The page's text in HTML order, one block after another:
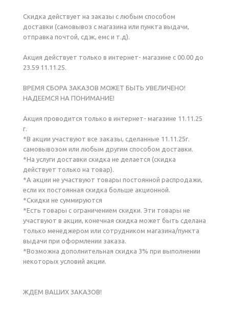
Скидка действует на заказы с любым способом
доставки (самовывоз с магазина или пункта выдачи,
отправка почтой, сдэк, емс и т.д).
Акция действует только в интернет- магазине с 00.00 до
23.59 11.11.25.
ВРЕМЯ СБОРА ЗАКАЗОВ МОЖЕТ БЫТЬ УВЕЛИЧЕНО!
НАДЕЕМСЯ НА ПОНИМАНИЕ!
Акция проводится только в интернет- магазине 11.11.25
г.
*В акции участвуют все заказы, сделанные 11.11.25г.
самовывозом или любым другим способом доставки.
*На услуги доставки скидка не делается (скидка
действует только на товар).
*А акции не участвуют товары постоянной распродажи,
если их постоянная скидка больше акционной.
*Скидки не суммируются
*Есть товары с ограничением скидки. Эти товары не
участвуют в акции, конечная скидка может быть сделана
только менеджером или сотрудником магазина/пункта
выдачи при оформлении заказа.
*Возможна дополнительная скидка 3% при выполнении
некоторых условий акции.
ЖДЕМ ВАШИХ ЗАКАЗОВ!